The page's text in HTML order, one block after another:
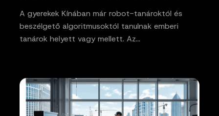
A gyerekek Kínában már robot-tanároktól és
beszélgető algoritmusoktól tanulnak emberi
tanárok helyett vagy mellett. Az…